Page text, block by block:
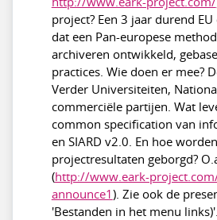
project? Een 3 jaar durend
dat een Pan-europese
archiveren ontwikkeld,
practices. Wie doen er mee?
Verder Universiteiten,
commerciële partijen. Wat
common specification van
en SIARD v2.0. En hoe
projectresultaten geborgd?
(http://www.eark-
announce1). Zie ook de
'Bestanden in het menu links)'.